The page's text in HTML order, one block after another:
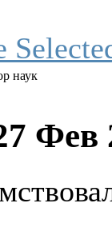
наук
Фев